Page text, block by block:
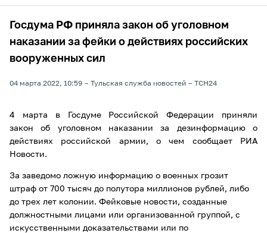
Госдума РФ приняла закон об уголовном
наказании за фейки о действиях российских
вооруженных сил
04 марта 2022, 10:59 Тульская служба новостей ТСН24
4 марта в Госдуме Российской Федерации приняли
закон об уголовном наказании за дезинформацию о
действиях российской армии, о чем сообщает РИА
Новости.
За заведомо ложную информацию о военных грозит
штраф от 700 тысяч до полутора миллионов рублей, либо
до трех лет колонии. Фейковые новости, созданные
должностными лицами или организованной группой, с
искусственными доказательствами или по